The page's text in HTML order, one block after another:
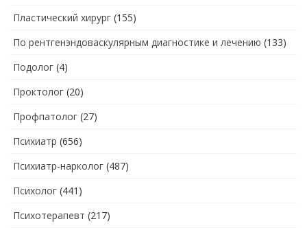
Пластический хирург (155)
По рентгенэндоваскулярным диагностике и лечению (133)
Подолог (4)
Проктолог (20)
Профпатолог (27)
Психиатр (656)
Психиатр-нарколог (487)
Психолог (441)
Психотерапевт (217)